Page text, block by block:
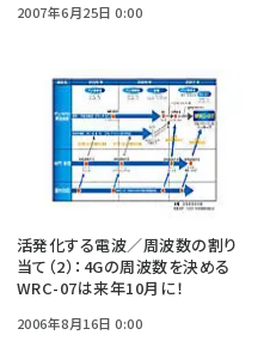
2007年6月25日 0:00
活発化する電波／周波数の割り
当て（2）：4Gの周波数を決める
WRC-07は来年10月に！
2006年8月16日 0:00